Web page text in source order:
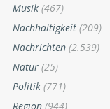
Musik (467)
Nachhaltigkeit (209)
Nachrichten (2.539)
Natur (25)
Politik (771)
Region (944)